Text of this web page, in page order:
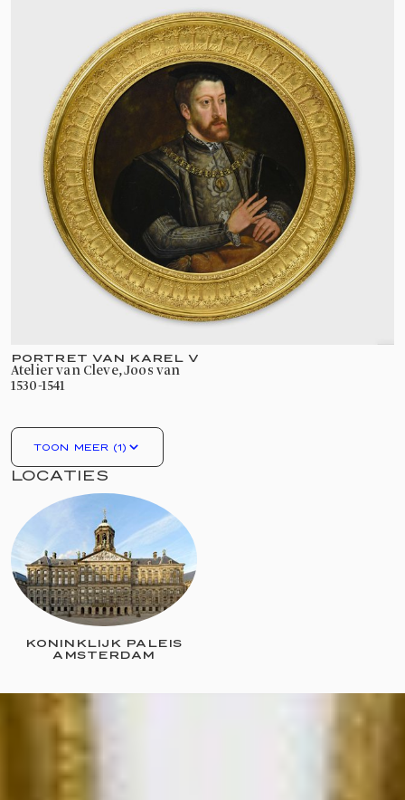
PORTRET VAN KAREL V
atelier van Cleve, Joos van
1530-1541
TOON MEER (1)
LOCATIES
KONINKLIJK PALEIS
AMSTERDAM